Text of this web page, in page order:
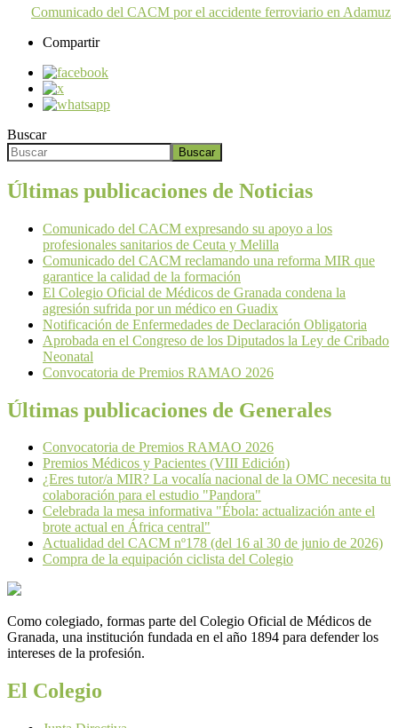
Comunicado del CACM por el accidente ferroviario en Adamuz
Compartir
Buscar
Buscar
Últimas publicaciones de Noticias
Comunicado del CACM expresando su apoyo a los
profesionales sanitarios de Ceuta y Melilla
Comunicado del CACM reclamando una reforma MIR que
garantice la calidad de la formación
El Colegio Oficial de Médicos de Granada condena la
agresión sufrida por un médico en Guadix
Notificación de Enfermedades de Declaración Obligatoria
Aprobada en el Congreso de los Diputados la Ley de Cribado
Neonatal
Convocatoria de Premios RAMAO 2026
Últimas publicaciones de Generales
Convocatoria de Premios RAMAO 2026
Premios Médicos y Pacientes (VIII Edición)
¿Eres tutor/a MIR? La vocalía nacional de la OMC necesita tu
colaboración para el estudio "Pandora"
Celebrada la mesa informativa "Ébola: actualización ante el
brote actual en África central"
Actualidad del CACM nº178 (del 16 al 30 de junio de 2026)
Compra de la equipación ciclista del Colegio
Como colegiado, formas parte del Colegio Oficial de Médicos de
Granada, una institución fundada en el año 1894 para defender los
intereses de la profesión.
El Colegio